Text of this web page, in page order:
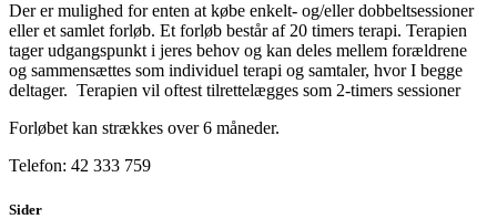
Der er mulighed for enten at købe enkelt- og/eller dobbeltsessioner
eller et samlet forløb. Et forløb består af 20 timers terapi. Terapien
tager udgangspunkt i jeres behov og kan deles mellem forældrene
og sammensættes som individuel terapi og samtaler, hvor I begge
deltager. Terapien vil oftest tilrettelægges som 2-timers sessioner
Forløbet kan strækkes over 6 måneder.
Telefon: 42 333 759
Sider